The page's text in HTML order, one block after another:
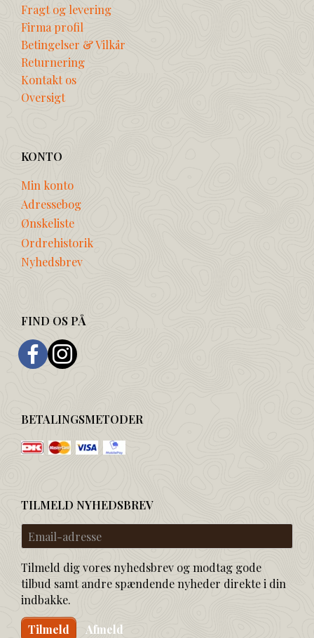
Fragt og levering
Firma profil
Betingelser & Vilkår
Returnering
Kontakt os
Oversigt
KONTO
Min konto
Adressebog
Ønskeliste
Ordrehistorik
Nyhedsbrev
FIND OS PÅ
BETALINGSMETODER
TILMELD NYHEDSBREV
Email-
adresse
Tilmeld dig vores nyhedsbrev og modtag gode
tilbud samt andre spændende nyheder direkte i din
indbakke.
Tilmeld Afmeld